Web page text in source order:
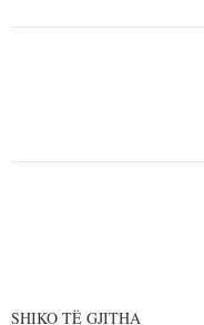
SHIKO TË GJITHA